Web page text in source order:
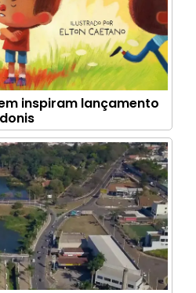
inspiram lançamento